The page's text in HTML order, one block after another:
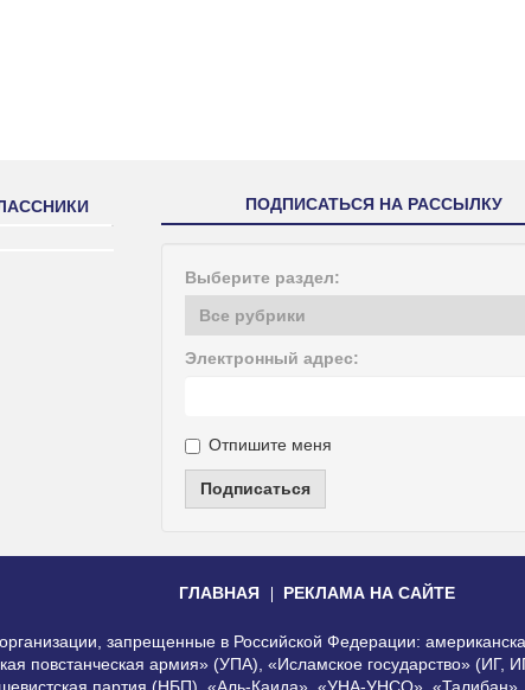
ПОДПИСАТЬСЯ НА РАССЫЛКУ
Выберите раздел:
Электронный адрес:
Отпишите меня
Подписаться
ГЛАВНАЯ РЕКЛАМА НА САЙТЕ
организации, запрещенные в Российской Федерации:
повстанческая армия» (УПА), «Исламское государство»
партия (НБП), «Аль-Каида», «УНА-УНСО», «Талибан»,